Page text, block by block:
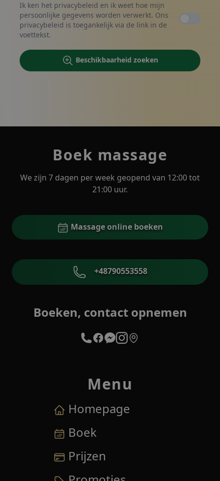
Ik ken het privacybeleid en ik weet hoe mijn
persoonlijke gegevens worden verwerkt. Ons
privacybeleid is toegankelijk via de link in de
voettekst.
Beschikbaarheid zoeken
Boek massage
We zijn 7 dagen per week geopend van 12:00 tot
21:00 uur.
Massage online boeken
+48790553558
Boeken, contact opnemen
Menu
Homepage
Boek
Prijzen